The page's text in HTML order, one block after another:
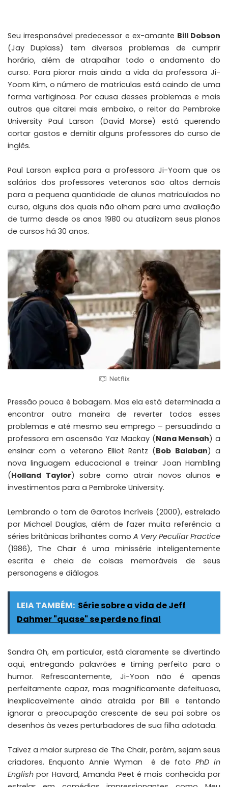
Seu irresponsável predecessor e ex-amante Bill Dobson
(Jay Duplass) tem diversos problemas de cumprir
horário, além de atrapalhar todo o andamento do
curso. Para piorar mais ainda a vida da professora Ji-
Yoom Kim, o número de matrículas está caindo de uma
forma vertiginosa. Por causa desses problemas e mais
outros que citarei mais embaixo, o reitor da Pembroke
University Paul Larson (David Morse) está querendo
cortar gastos e demitir alguns professores do curso de
inglês.
Paul Larson explica para a professora Ji-Yoom que os
salários dos professores veteranos são altos demais
para a pequena quantidade de alunos matriculados no
curso, alguns dos quais não olham para uma avaliação
de turma desde os anos 1980 ou atualizam seus planos
de cursos há 30 anos.
Netflix
Pressão pouca é bobagem. Mas ela está determinada a
encontrar outra maneira de reverter todos esses
problemas e até mesmo seu emprego – persuadindo a
professora em ascensão Yaz Mackay (Nana Mensah) a
ensinar com o veterano Elliot Rentz (Bob Balaban) a
nova linguagem educacional e treinar Joan Hambling
(Holland Taylor) sobre como atrair novos alunos e
investimentos para a Pembroke University.
Lembrando o tom de Garotos Incríveis (2000), estrelado
por Michael Douglas, além de fazer muita referência a
séries britânicas brilhantes como A Very Peculiar Practice
(1986), The Chair é uma minissérie inteligentemente
escrita e cheia de coisas memoráveis de seus
personagens e diálogos.
LEIA TAMBÉM: Série sobre a vida de Jeff
Dahmer "quase" se perde no final
Sandra Oh, em particular, está claramente se divertindo
aqui, entregando palavrões e timing perfeito para o
humor. Refrescantemente, Ji-Yoon não é apenas
perfeitamente capaz, mas magnificamente defeituosa,
inexplicavelmente ainda atraída por Bill e tentando
ignorar a preocupação crescente de seu pai sobre os
desenhos às vezes perturbadores de sua filha adotada.
Talvez a maior surpresa de The Chair, porém, sejam seus
criadores. Enquanto Annie Wyman é de fatoPhD in
English por Havard,Amanda Peet é mais conhecida por